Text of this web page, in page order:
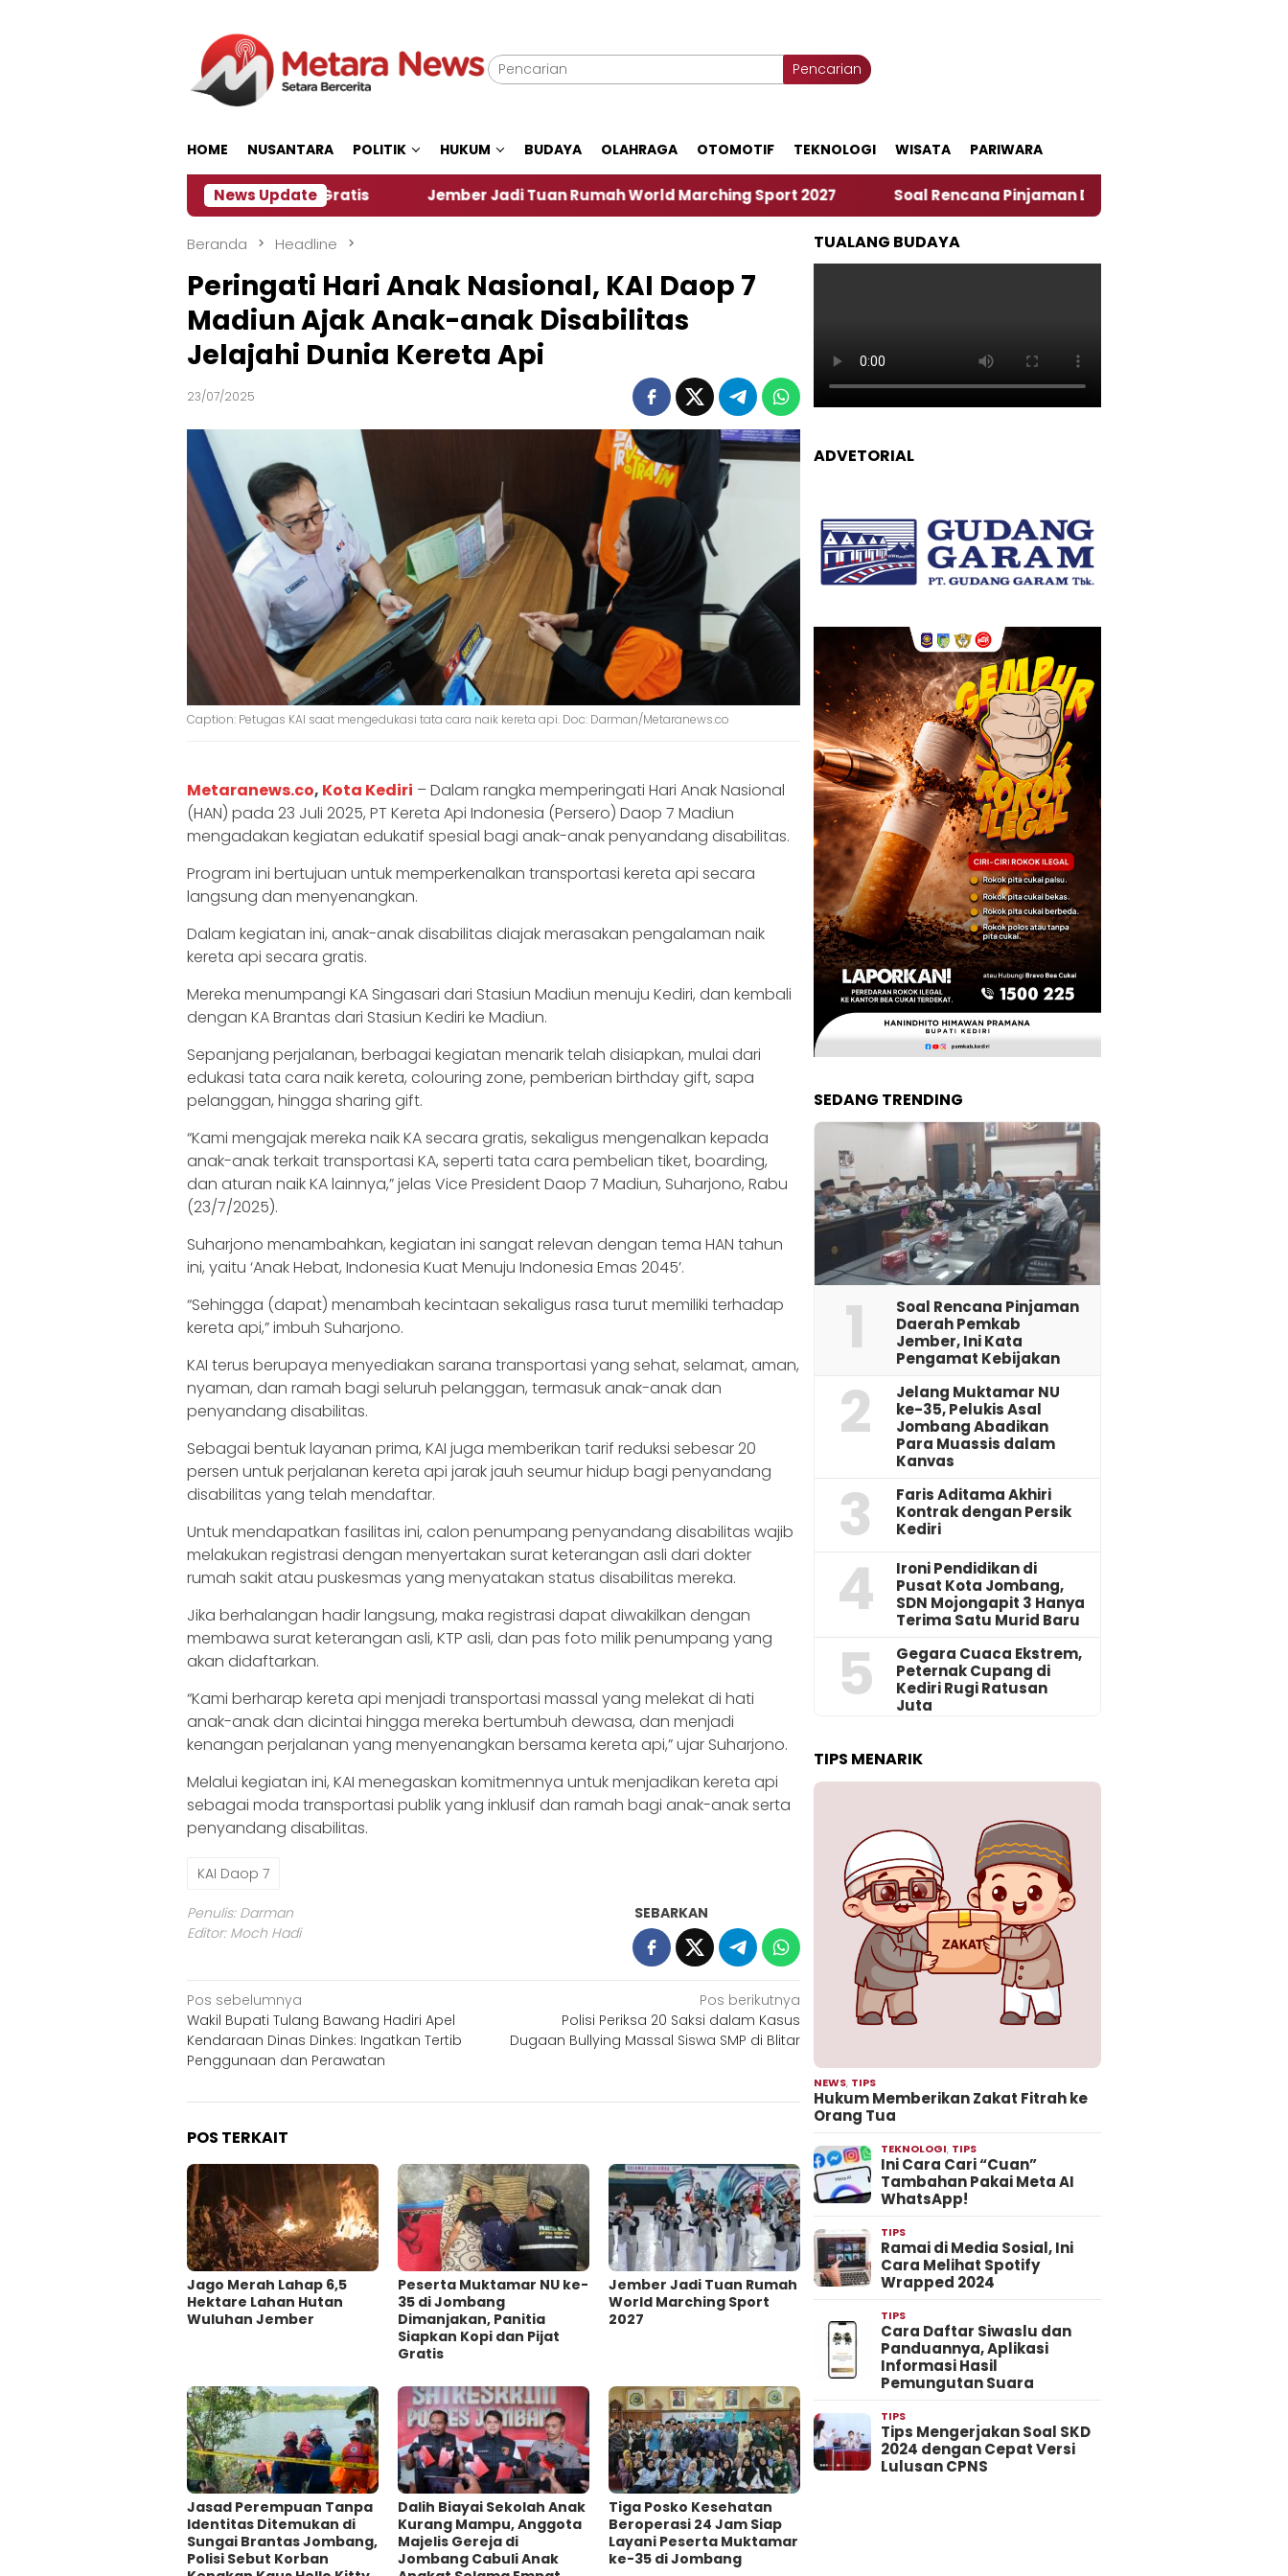
Pencarian
HOME NUSANTARA POLITIK HUKUM BUDAYA OLAHRAGA OTOMOTIF TEKNOLOGI WISATA PARIWARA
News Update
Siapkan Kopi dan Pijat Gratis Jember Jadi Tuan Rumah World Marching Sport 2027 ‎Soal Rencana Pinjaman Daerah Pemkab Jember, Ini Kata
Beranda Headline
Peringati Hari Anak Nasional, KAI Daop 7
Madiun Ajak Anak-anak Disabilitas
Jelajahi Dunia Kereta Api
23/07/2025
Caption: Petugas KAI saat mengedukasi tata cara naik kereta api. Doc: Darman/Metaranews.co
Metaranews.co, Kota Kediri – Dalam rangka memperingati Hari Anak Nasional
(HAN) pada 23 Juli 2025, PT Kereta Api Indonesia (Persero) Daop 7 Madiun
mengadakan kegiatan edukatif spesial bagi anak-anak penyandang disabilitas.
Program ini bertujuan untuk memperkenalkan transportasi kereta api secara
langsung dan menyenangkan.
Dalam kegiatan ini, anak-anak disabilitas diajak merasakan pengalaman naik
kereta api secara gratis.
Mereka menumpangi KA Singasari dari Stasiun Madiun menuju Kediri, dan kembali
dengan KA Brantas dari Stasiun Kediri ke Madiun.
Sepanjang perjalanan, berbagai kegiatan menarik telah disiapkan, mulai dari
edukasi tata cara naik kereta, colouring zone, pemberian birthday gift, sapa
pelanggan, hingga sharing gift.
“Kami mengajak mereka naik KA secara gratis, sekaligus mengenalkan kepada
anak-anak terkait transportasi KA, seperti tata cara pembelian tiket, boarding,
dan aturan naik KA lainnya,” jelas Vice President Daop 7 Madiun, Suharjono, Rabu
(23/7/2025).
Suharjono menambahkan, kegiatan ini sangat relevan dengan tema HAN tahun
ini, yaitu ‘Anak Hebat, Indonesia Kuat Menuju Indonesia Emas 2045’.
“Sehingga (dapat) menambah kecintaan sekaligus rasa turut memiliki terhadap
kereta api,” imbuh Suharjono.
KAI terus berupaya menyediakan sarana transportasi yang sehat, selamat, aman,
nyaman, dan ramah bagi seluruh pelanggan, termasuk anak-anak dan
penyandang disabilitas.
Sebagai bentuk layanan prima, KAI juga memberikan tarif reduksi sebesar 20
persen untuk perjalanan kereta api jarak jauh seumur hidup bagi penyandang
disabilitas yang telah mendaftar.
Untuk mendapatkan fasilitas ini, calon penumpang penyandang disabilitas wajib
melakukan registrasi dengan menyertakan surat keterangan asli dari dokter
rumah sakit atau puskesmas yang menyatakan status disabilitas mereka.
Jika berhalangan hadir langsung, maka registrasi dapat diwakilkan dengan
membawa surat keterangan asli, KTP asli, dan pas foto milik penumpang yang
akan didaftarkan.
“Kami berharap kereta api menjadi transportasi massal yang melekat di hati
anak-anak dan dicintai hingga mereka bertumbuh dewasa, dan menjadi
kenangan perjalanan yang menyenangkan bersama kereta api,” ujar Suharjono.
Melalui kegiatan ini, KAI menegaskan komitmennya untuk menjadikan kereta api
sebagai moda transportasi publik yang inklusif dan ramah bagi anak-anak serta
penyandang disabilitas.
KAI Daop 7
Penulis: Darman
Editor: Moch Hadi
SEBARKAN
Navigasi
pos
Pos sebelumnya
Wakil Bupati Tulang Bawang Hadiri Apel
Kendaraan Dinas Dinkes: Ingatkan Tertib
Penggunaan dan Perawatan
Pos berikutnya
Polisi Periksa 20 Saksi dalam Kasus
Dugaan Bullying Massal Siswa SMP di Blitar
POS TERKAIT
Jago Merah Lahap 6,5
Hektare Lahan Hutan
Wuluhan Jember
Peserta Muktamar NU ke-
35 di Jombang
Dimanjakan, Panitia
Siapkan Kopi dan Pijat
Gratis
Jember Jadi Tuan Rumah
World Marching Sport
2027
Jasad Perempuan Tanpa
Identitas Ditemukan di
Sungai Brantas Jombang,
Polisi Sebut Korban
Dalih Biayai Sekolah Anak
Kurang Mampu, Anggota
Majelis Gereja di
Jombang Cabuli Anak
Tiga Posko Kesehatan
Beroperasi 24 Jam Siap
Layani Peserta Muktamar
ke-35 di Jombang
TUALANG BUDAYA
ADVETORIAL
SEDANG TRENDING
1
‎Soal Rencana Pinjaman
Daerah Pemkab
Jember, Ini Kata
Pengamat Kebijakan ‎
2
Jelang Muktamar NU
ke-35, Pelukis Asal
Jombang Abadikan
Para Muassis dalam
Kanvas
3
Faris Aditama Akhiri
Kontrak dengan Persik
Kediri
4
Ironi Pendidikan di
Pusat Kota Jombang,
SDN Mojongapit 3 Hanya
Terima Satu Murid Baru
5
‎Gegara Cuaca Ekstrem,
Peternak Cupang di
Kediri Rugi Ratusan
Juta
TIPS MENARIK
NEWS, TIPS
Hukum Memberikan Zakat Fitrah ke
Orang Tua
TEKNOLOGI, TIPS
Ini Cara Cari “Cuan”
Tambahan Pakai Meta AI
WhatsApp!
TIPS
Ramai di Media Sosial, Ini
Cara Melihat Spotify
Wrapped 2024
TIPS
Cara Daftar Siwaslu dan
Panduannya, Aplikasi
Informasi Hasil
Pemungutan Suara
TIPS
Tips Mengerjakan Soal SKD
2024 dengan Cepat Versi
Lulusan CPNS